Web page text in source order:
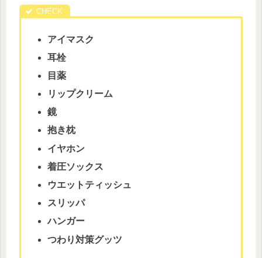
アイマスク
耳栓
目薬
リップクリーム
鏡
抱き枕
イヤホン
着圧ソックス
ウエットティッシュ
スリッパ
ハンガー
つわり対策グッツ